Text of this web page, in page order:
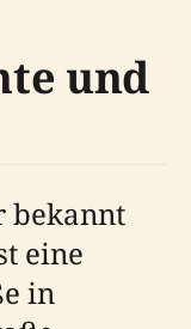
und
bekannt
eine
in